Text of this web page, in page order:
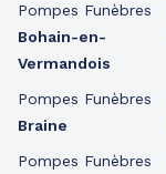
Pompes Funèbres
Bohain-en-
Vermandois
Pompes Funèbres
Braine
Pompes Funèbres